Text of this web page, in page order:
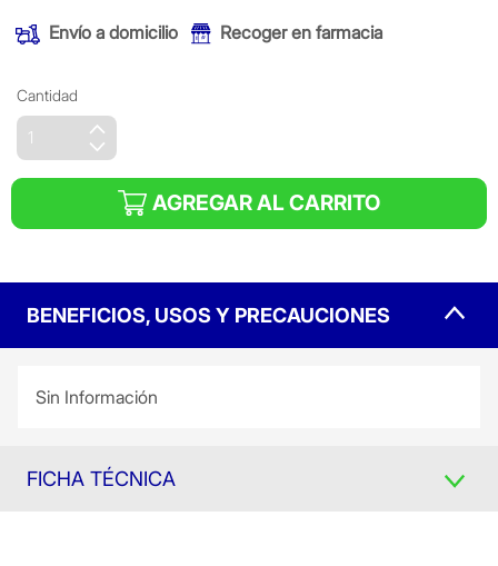
Envío a domicilio Recoger en farmacia
Cantidad
AGREGAR AL CARRITO
BENEFICIOS, USOS Y PRECAUCIONES
Sin Información
FICHA TÉCNICA